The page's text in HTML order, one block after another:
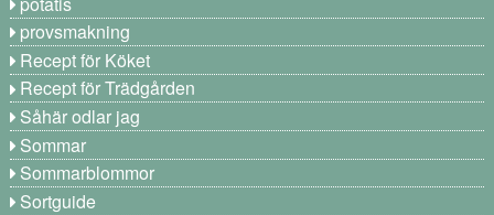
provsmakning
Recept för Köket
Recept för Trädgården
Såhär odlar jag
Sommar
Sommarblommor
Sortguide